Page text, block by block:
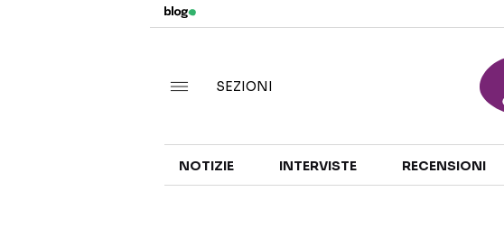
SEZIONI
NOTIZIE INTERVISTE RECENSIONI